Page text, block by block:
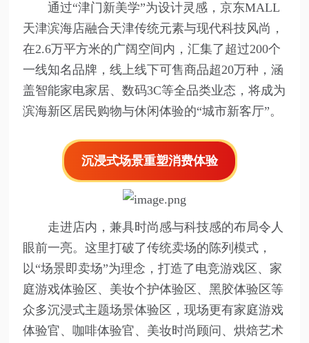
通过“津门新美学”为设计灵感，京东MALL
天津滨海店融合天津传统元素与现代科技风尚，
在2.6万平方米的广阔空间内，汇集了超过200个
一线知名品牌，线上线下可售商品超20万种，涵
盖智能家电家居、数码3C等全品类业态，将成为
滨海新区居民购物与休闲体验的“城市新客厅”。
沉浸式场景重塑消费体验
走进店内，兼具时尚感与科技感的布局令人
眼前一亮。这里打破了传统卖场的陈列模式，
以“场景即卖场”为理念，打造了电竞游戏区、家
庭游戏体验区、美妆个护体验区、黑胶体验区等
众多沉浸式主题场景体验区，现场更有家庭游戏
体验官、咖啡体验官、美妆时尚顾问、烘焙艺术